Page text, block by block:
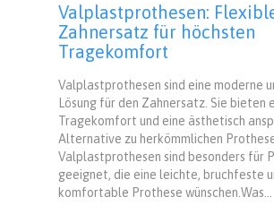
Valplastprothesen:
Zahnersatz für höchsten
Tragekomfort
Valplastprothesen sind eine moderne
Lösung für den Zahnersatz. Sie bieten
Tragekomfort und eine ästhetisch
Alternative zu herkömmlichen
Valplastprothesen sind besonders für
geeignet, die eine leichte, bruchfeste
komfortable Prothese wünschen.Was...